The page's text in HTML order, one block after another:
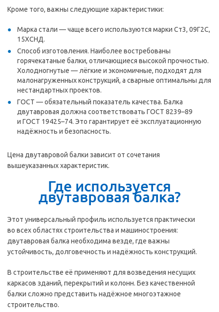
Кроме того, важны следующие характеристики:
Марка стали — чаще всего используются марки Ст3, 09Г2С,
15ХСНД.
Способ изготовления. Наиболее востребованы
горячекатаные балки, отличающиеся высокой прочностью.
Холодногнутые — лёгкие и экономичные, подходят для
малонагруженных конструкций, а сварные оптимальны для
нестандартных проектов.
ГОСТ — обязательный показатель качества. Балка
двутавровая должна соответствовать ГОСТ 8239–89
и ГОСТ 19425–74. Это гарантирует её эксплуатационную
надёжность и безопасность.
Цена двутавровой балки зависит от сочетания
вышеуказанных характеристик.
Где используется
двутавровая балка?
Этот универсальный профиль используется практически
во всех областях строительства и машиностроения:
двутавровая балка необходима везде, где важны
устойчивость, долговечность и надёжность конструкций.
В строительстве её применяют для возведения несущих
каркасов зданий, перекрытий и колонн. Без качественной
балки сложно представить надёжное многоэтажное
строительство.